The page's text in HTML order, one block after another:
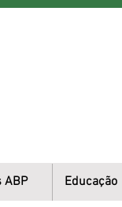
ABP Educação